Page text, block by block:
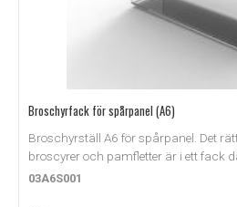
Broschyrfack för spårpanel (A6)
Broschyrställ A6 för spårpanel. Det
broscyrer och pamfletter är i ett fack
03A6S001